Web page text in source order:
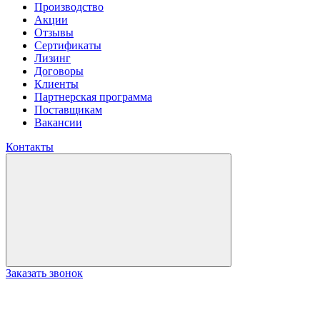
Производство
Акции
Отзывы
Сертификаты
Лизинг
Договоры
Клиенты
Партнерская программа
Поставщикам
Вакансии
Контакты
Заказать звонок